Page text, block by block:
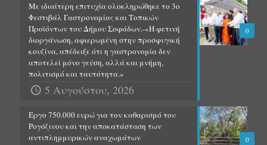
0
Με ιδιαίτερη επιτυχία ολοκληρώθηκε το 3ο
Φεστιβάλ Γαστρονομίας και Τοπικών
Προϊόντων του Δήμου Σοφάδων.-«Η φετινή
διοργάνωση, αφιερωμένη στην προσφυγική
κουζίνα, απέδειξε ότι η γαστρονομία δεν
αποτελεί μόνο γεύση, αλλά και μνήμη,
πολιτισμό και ταυτότητα.»
5 Αυγούστου, 2026
0
Έργο 750.000 ευρώ για τον καθαρισμό του
Ρογόζινου και την αποκατάσταση των
αντιπλημμυρικών αναχωμάτων